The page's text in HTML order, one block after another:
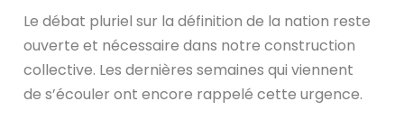
Le débat pluriel sur la définition de la nation reste
ouverte et nécessaire dans notre construction
collective. Les dernières semaines qui viennent
de s’écouler ont encore rappelé cette urgence.